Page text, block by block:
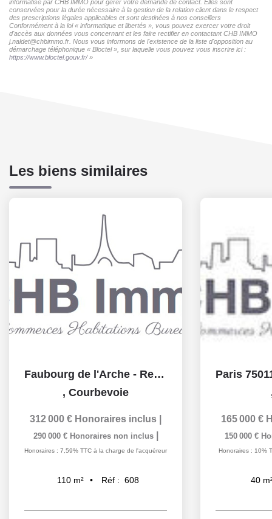
informatisé par CHB IMMO pour gérer votre demande de contact. Elles sont
conservées pour la durée nécessaire à la gestion de la relation client dans le respect
des prescriptions légales applicables et sont destinées à nos conseillers
Conformément à la loi « informatique et libertés », vous pouvez exercer votre droit
d'accès aux données vous concernant et les faire rectifier en contactant CHB IMMO
j.naldet@chbimmo.fr. Nous vous informons de l'existence de la liste d'opposition au
démarchage téléphonique « Bloctel », sur laquelle vous pouvez vous inscrire ici :
https://www.bloctel.gouv.fr/»
Les biens similaires
Faubourg de l'Arche - Restaurant de 88 couverts - Terrasse...
, Courbevoie
312 000 € Honoraires inclus
290 000 € Honoraires non inclus
Honoraires : 7,59% TTC à la charge de l'acquéreur
110 m² Réf : 608
165 000 €
150 000 €
Honoraires : 10%
40